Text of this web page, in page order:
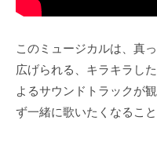
このミュージカルは、真
広げられる、キラキラし
よるサウンドトラックが
ず一緒に歌いたくなること